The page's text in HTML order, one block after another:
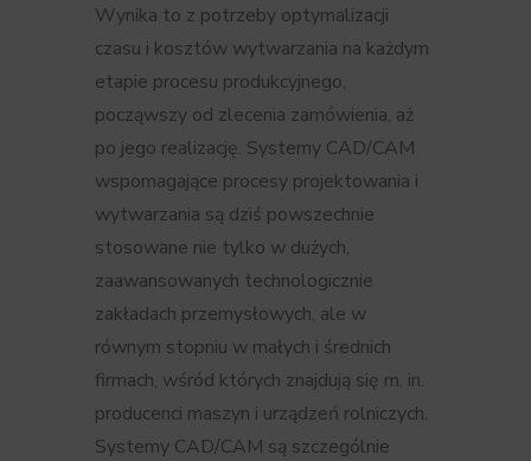
Wynika to z potrzeby optymalizacji
czasu i kosztów wytwarzania na każdym
etapie procesu produkcyjnego,
począwszy od zlecenia zamówienia, aż
po jego realizację. Systemy CAD/CAM
wspomagające procesy projektowania i
wytwarzania są dziś powszechnie
stosowane nie tylko w dużych,
zaawansowanych technologicznie
zakładach przemysłowych, ale w
równym stopniu w małych i średnich
firmach, wśród których znajdują się m. in.
producenci maszyn i urządzeń rolniczych.
Systemy CAD/CAM są szczególnie